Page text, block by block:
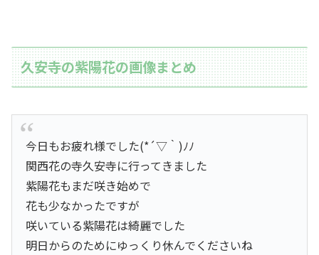
久安寺の紫陽花の画像まとめ
今日もお疲れ様でした(*´▽｀)ﾉﾉ
関西花の寺久安寺に行ってきました
紫陽花もまだ咲き始めで
花も少なかったですが
咲いている紫陽花は綺麗でした
明日からのためにゆっくり休んでくださいね